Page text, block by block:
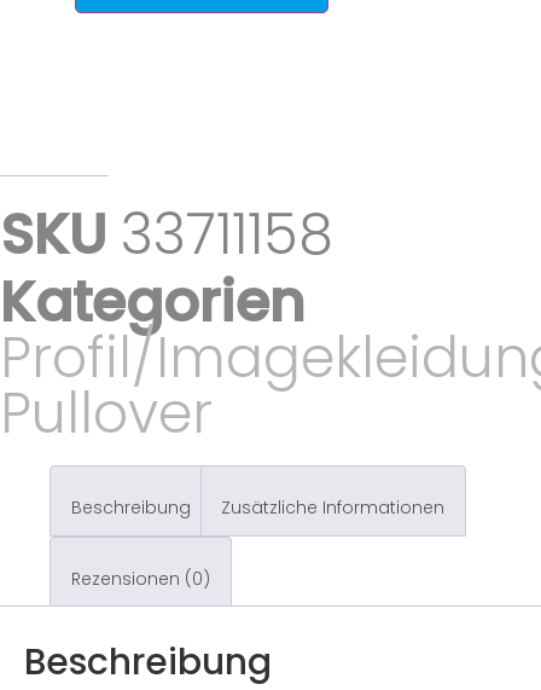
SKU 33711158
Kategorien
Profil/
Pullover
Beschreibung Zusätzliche Informationen
Rezensionen (0)
Beschreibung